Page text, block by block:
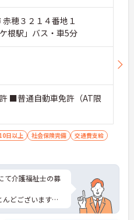
穂３２１４番地１
根駅」バス・車5分
■普通自動車免許（AT限
日以上 社会保険完備
交通費支給
て介護福祉士の募
どございますの